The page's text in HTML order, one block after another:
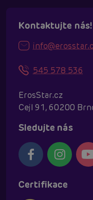
Kontaktujte nás!
545 578 536
ErosStar.cz
Cejl 91, 60200
Sledujte nás
Certifikace